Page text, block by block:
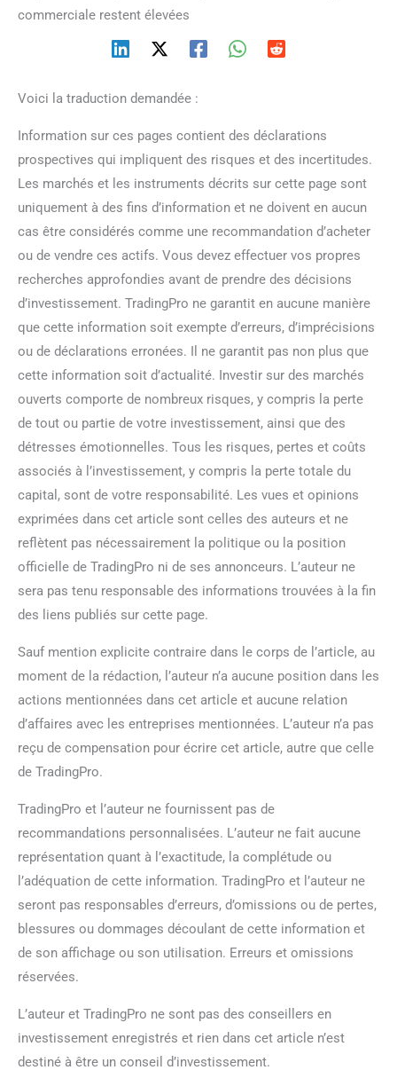
commerciale restent élevées
Voici la traduction demandée :
Information sur ces pages contient des déclarations
prospectives qui impliquent des risques et des incertitudes.
Les marchés et les instruments décrits sur cette page sont
uniquement à des fins d’information et ne doivent en aucun
cas être considérés comme une recommandation d’acheter
ou de vendre ces actifs. Vous devez effectuer vos propres
recherches approfondies avant de prendre des décisions
d’investissement. TradingPro ne garantit en aucune manière
que cette information soit exempte d’erreurs, d’imprécisions
ou de déclarations erronées. Il ne garantit pas non plus que
cette information soit d’actualité. Investir sur des marchés
ouverts comporte de nombreux risques, y compris la perte
de tout ou partie de votre investissement, ainsi que des
détresses émotionnelles. Tous les risques, pertes et coûts
associés à l’investissement, y compris la perte totale du
capital, sont de votre responsabilité. Les vues et opinions
exprimées dans cet article sont celles des auteurs et ne
reflètent pas nécessairement la politique ou la position
officielle de TradingPro ni de ses annonceurs. L’auteur ne
sera pas tenu responsable des informations trouvées à la fin
des liens publiés sur cette page.
Sauf mention explicite contraire dans le corps de l’article, au
moment de la rédaction, l’auteur n’a aucune position dans les
actions mentionnées dans cet article et aucune relation
d’affaires avec les entreprises mentionnées. L’auteur n’a pas
reçu de compensation pour écrire cet article, autre que celle
de TradingPro.
TradingPro et l’auteur ne fournissent pas de
recommandations personnalisées. L’auteur ne fait aucune
représentation quant à l’exactitude, la complétude ou
l’adéquation de cette information. TradingPro et l’auteur ne
seront pas responsables d’erreurs, d’omissions ou de pertes,
blessures ou dommages découlant de cette information et
de son affichage ou son utilisation. Erreurs et omissions
réservées.
L’auteur et TradingPro ne sont pas des conseillers en
investissement enregistrés et rien dans cet article n’est
destiné à être un conseil d’investissement.